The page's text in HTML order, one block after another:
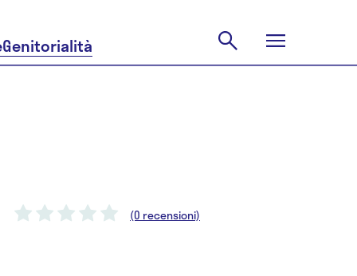
Genitorialità
(0 recensioni)